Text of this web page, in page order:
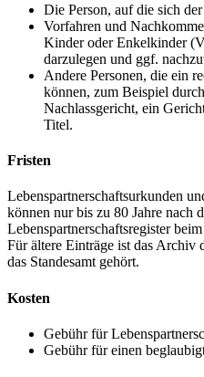
Die Person, auf die sich
Vorfahren und
Kinder oder Enkelkinder
darzulegen und ggf.
Andere Personen, die ein
können, zum Beispiel
Nachlassgericht, ein
Titel.
Fristen
Lebenspartnerschaftsurkunden
können nur bis zu 80 Jahre nach
Lebenspartnerschaftsregister
Für ältere Einträge ist das Archiv
das Standesamt gehört.
Kosten
Gebühr für
Gebühr für einen